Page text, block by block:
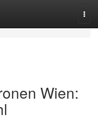
Wien: